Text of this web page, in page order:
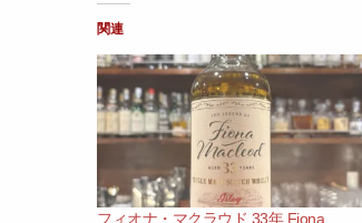
関連
フィオナ・マクラウド 33年 Fiona